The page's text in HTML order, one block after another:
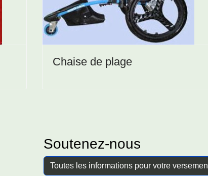
Chaise de plage
Soutenez-nous
Toutes les informations pour votre